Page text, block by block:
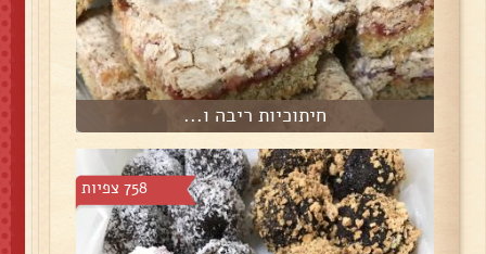
חיתוכיות ריבה ו...
758 צפיות